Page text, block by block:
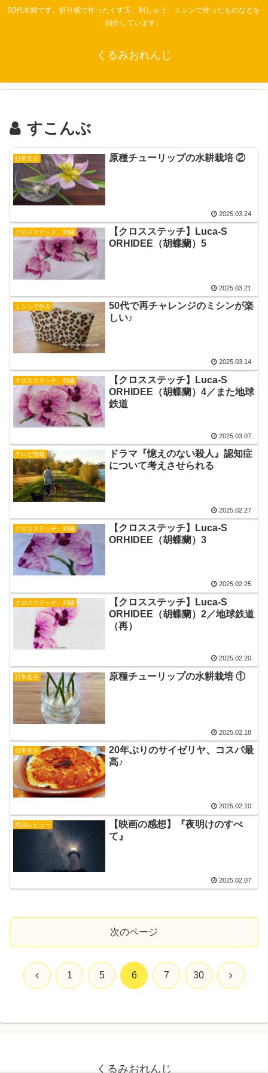
50代主婦です。折り紙で作ったくす玉、刺しゅう、ミシンで作ったものなどを
紹介しています。
くるみおれんじ
すこんぶ
日常生活 原種チューリップの水耕栽培 ②
2025.03.24
クロスステッチ、刺繍
【クロスステッチ】Luca-S
ORHIDEE（胡蝶蘭）5
2025.03.21
ミシンで作る
50代で再チャレンジのミシンが楽
しい♪
2025.03.14
クロスステッチ、刺繍
【クロスステッチ】Luca-S
ORHIDEE（胡蝶蘭）4／また地球
鉄道
2025.03.07
テレビ情報
ドラマ『憶えのない殺人』認知症
について考えさせられる
2025.02.27
クロスステッチ、刺繍
【クロスステッチ】Luca-S
ORHIDEE（胡蝶蘭）3
2025.02.25
クロスステッチ、刺繍
【クロスステッチ】Luca-S
ORHIDEE（胡蝶蘭）2／地球鉄道
（再）
2025.02.20
日常生活 原種チューリップの水耕栽培 ①
2025.02.18
日常生活
20年ぶりのサイゼリヤ、コスパ最
高♪
2025.02.10
商品レビュー
【映画の感想】『夜明けのすべ
て』
2025.02.07
次のページ
前 1 5 6 7 30 次
くるみおれんじ